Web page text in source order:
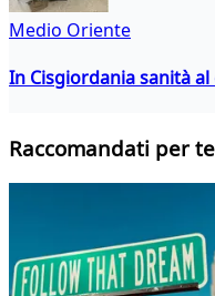
Medio Oriente
In Cisgiordania sanità
Raccomandati per te